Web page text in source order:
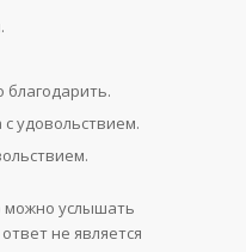
удовольствием.
можно услышать
не является